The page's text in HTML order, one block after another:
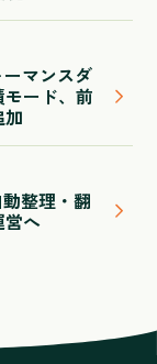
ーマンスダ
ード、前
動整理・翻
営へ